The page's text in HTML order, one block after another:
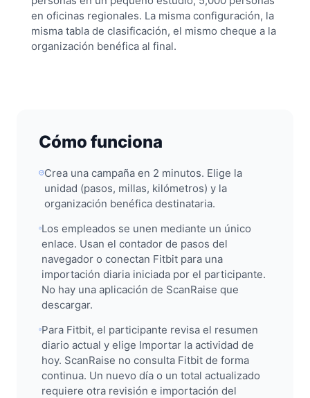
en oficinas regionales. La misma configuración, la
misma tabla de clasificación, el mismo cheque a la
organización benéfica al final.
Cómo funciona
Crea una campaña en 2 minutos. Elige la
unidad (pasos, millas, kilómetros) y la
organización benéfica destinataria.
Los empleados se unen mediante un único
enlace. Usan el contador de pasos del
navegador o conectan Fitbit para una
importación diaria iniciada por el participante.
No hay una aplicación de ScanRaise que
descargar.
Para Fitbit, el participante revisa el resumen
diario actual y elige Importar la actividad de
hoy. ScanRaise no consulta Fitbit de forma
continua. Un nuevo día o un total actualizado
requiere otra revisión e importación del